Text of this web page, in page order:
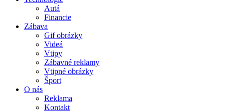
Autá
Financie
Zábava
Gif obrázky
Videá
Vtipy
Zábavné reklamy
Vtipné obrázky
Šport
O nás
Reklama
Kontakt